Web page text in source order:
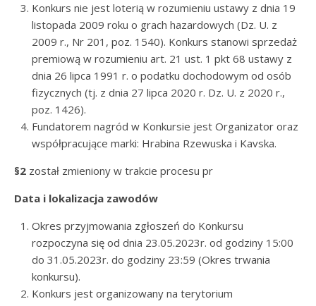
Konkurs nie jest loterią w rozumieniu ustawy z dnia 19
listopada 2009 roku o grach hazardowych (Dz. U. z
2009 r., Nr 201, poz. 1540). Konkurs stanowi sprzedaż
premiową w rozumieniu art. 21 ust. 1 pkt 68 ustawy z
dnia 26 lipca 1991 r. o podatku dochodowym od osób
fizycznych (tj. z dnia 27 lipca 2020 r. Dz. U. z 2020 r.,
poz. 1426).
Fundatorem nagród w Konkursie jest Organizator oraz
współpracujące marki: Hrabina Rzewuska i Kavska.
§2 został zmieniony w trakcie procesu pr
Data i lokalizacja zawodów
Okres przyjmowania zgłoszeń do Konkursu
rozpoczyna się od dnia 23.05.2023r. od godziny 15:00
do 31.05.2023r. do godziny 23:59 (Okres trwania
konkursu).
Konkurs jest organizowany na terytorium